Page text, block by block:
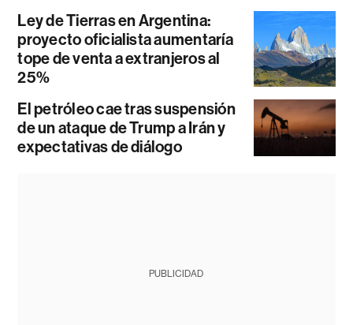
Ley de Tierras en Argentina:
proyecto oficialista aumentaría
tope de venta a extranjeros al
25%
El petróleo cae tras suspensión
de un ataque de Trump a Irán y
expectativas de diálogo
PUBLICIDAD